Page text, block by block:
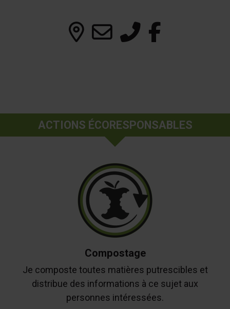
ACTIONS ÉCORESPONSABLES
Compostage
Je composte toutes matières putrescibles et
distribue des informations à ce sujet aux
personnes intéressées.